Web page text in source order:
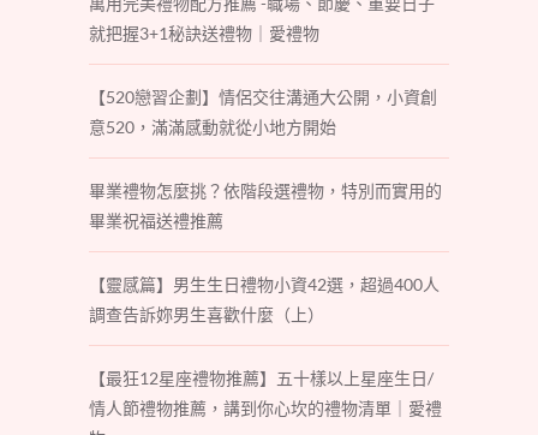
就把握3+1秘訣送禮物｜愛禮物
【520戀習企劃】情侶交往溝通大公開，小資創
意520，滿滿感動就從小地方開始
畢業禮物怎麼挑？依階段選禮物，特別而實用的
畢業祝福送禮推薦
【靈感篇】男生生日禮物小資42選，超過400人
調查告訴妳男生喜歡什麼（上）
【最狂12星座禮物推薦】五十樣以上星座生日/
情人節禮物推薦，講到你心坎的禮物清單｜愛禮